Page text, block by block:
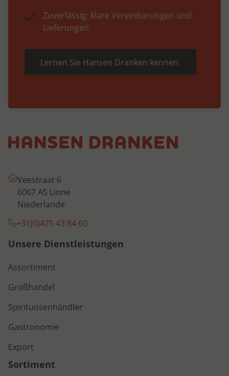
Zuverlässig: klare Vereinbarungen und
Lieferungen
Lernen Sie Hansen Dranken kennen
Veestraat 6
6067 AS Linne
Niederlande
+31(0)475 43 84 60
Unsere Dienstleistungen
Assortiment
Großhandel
Spirituosenhändler
Gastronomie
Export
Sortiment